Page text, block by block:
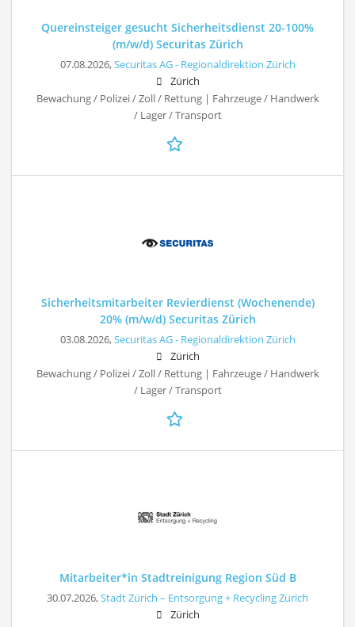
Quereinsteiger gesucht Sicherheitsdienst 20-100%
(m/w/d) Securitas Zürich
07.08.2026,Securitas AG - Regionaldirektion Zürich
Zürich
Bewachung / Polizei / Zoll / Rettung | Fahrzeuge / Handwerk
/ Lager / Transport
Sicherheitsmitarbeiter Revierdienst (Wochenende)
20% (m/w/d) Securitas Zürich
03.08.2026,Securitas AG - Regionaldirektion Zürich
Zürich
Bewachung / Polizei / Zoll / Rettung | Fahrzeuge / Handwerk
/ Lager / Transport
Mitarbeiter*in Stadtreinigung Region Süd B
30.07.2026,Stadt Zürich – Entsorgung + Recycling Zürich
Zürich